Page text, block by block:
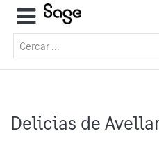
Delicias de